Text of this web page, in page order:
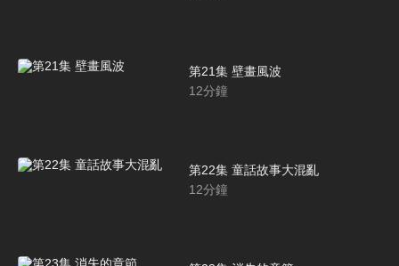
第21集 壁畫風波
12分鐘
第22集 童話故事大混亂
12分鐘